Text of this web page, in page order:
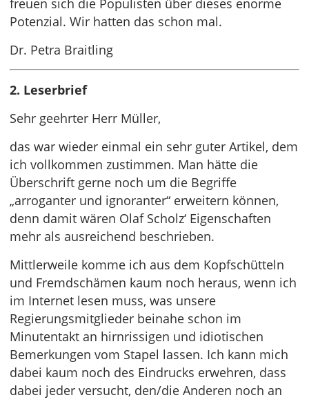
freuen sich die Populisten über dieses enorme
Potenzial. Wir hatten das schon mal.
Dr. Petra Braitling
2. Leserbrief
Sehr geehrter Herr Müller,
das war wieder einmal ein sehr guter Artikel, dem
ich vollkommen zustimmen. Man hätte die
Überschrift gerne noch um die Begriffe
„arroganter und ignoranter“ erweitern können,
denn damit wären Olaf Scholz‘ Eigenschaften
mehr als ausreichend beschrieben.
Mittlerweile komme ich aus dem Kopfschütteln
und Fremdschämen kaum noch heraus, wenn ich
im Internet lesen muss, was unsere
Regierungsmitglieder beinahe schon im
Minutentakt an hirnrissigen und idiotischen
Bemerkungen vom Stapel lassen. Ich kann mich
dabei kaum noch des Eindrucks erwehren, dass
dabei jeder versucht, den/die Anderen noch an